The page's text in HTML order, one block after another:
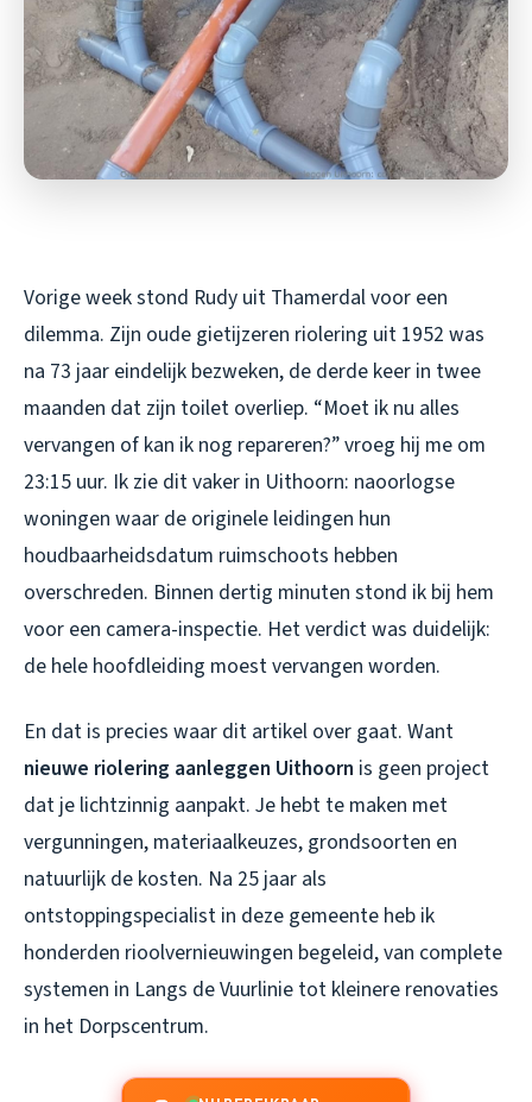
Vorige week stond Rudy uit Thamerdal voor een
dilemma. Zijn oude gietijzeren riolering uit 1952 was
na 73 jaar eindelijk bezweken, de derde keer in twee
maanden dat zijn toilet overliep. “Moet ik nu alles
vervangen of kan ik nog repareren?” vroeg hij me om
23:15 uur. Ik zie dit vaker in Uithoorn: naoorlogse
woningen waar de originele leidingen hun
houdbaarheidsdatum ruimschoots hebben
overschreden. Binnen dertig minuten stond ik bij hem
voor een camera-inspectie. Het verdict was duidelijk:
de hele hoofdleiding moest vervangen worden.
En dat is precies waar dit artikel over gaat. Want
nieuwe riolering aanleggen Uithoorn is geen project
dat je lichtzinnig aanpakt. Je hebt te maken met
vergunningen, materiaalkeuzes, grondsoorten en
natuurlijk de kosten. Na 25 jaar als
ontstoppingspecialist in deze gemeente heb ik
honderden rioolvernieuwingen begeleid, van complete
systemen in Langs de Vuurlinie tot kleinere renovaties
in het Dorpscentrum.